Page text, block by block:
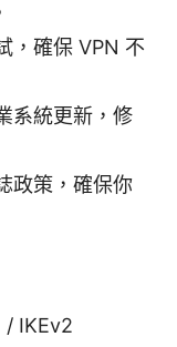
，確保 VPN 不
系統更新，修
政策，確保你
/ IKEv2